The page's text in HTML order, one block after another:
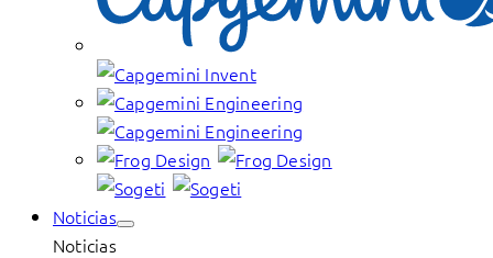
Noticias
Noticias